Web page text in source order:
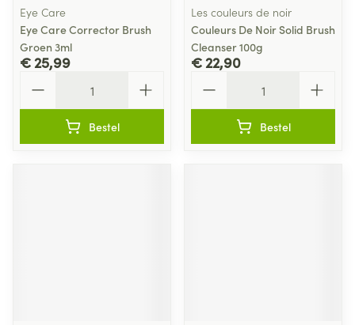
Eye Care
Eye Care Corrector Brush
Groen 3ml
€ 25,99
Bestel
Les couleurs de noir
Couleurs De Noir Solid Brush
Cleanser 100g
€ 22,90
Bestel